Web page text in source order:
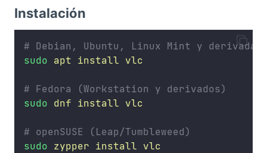
Instalación
# Debian, Ubuntu, Linux Mint y derivadas
sudo apt install vlc
# Fedora (Workstation y derivados)
sudo dnf install vlc
# openSUSE (Leap/Tumbleweed)
sudo zypper install vlc